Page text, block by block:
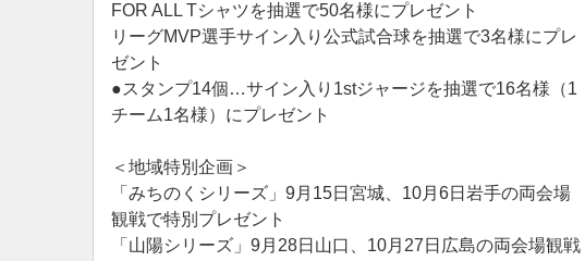
FOR ALL Tシャツを抽選で50名様にプレゼント
リーグMVP選手サイン入り公式試合球を抽選で3名様にプレ
ゼント
●スタンプ14個…サイン入り1stジャージを抽選で16名様（1
チーム1名様）にプレゼント
＜地域特別企画＞
「みちのくシリーズ」9月15日宮城、10月6日岩手の両会場
観戦で特別プレゼント
「山陽シリーズ」9月28日山口、10月27日広島の両会場観戦